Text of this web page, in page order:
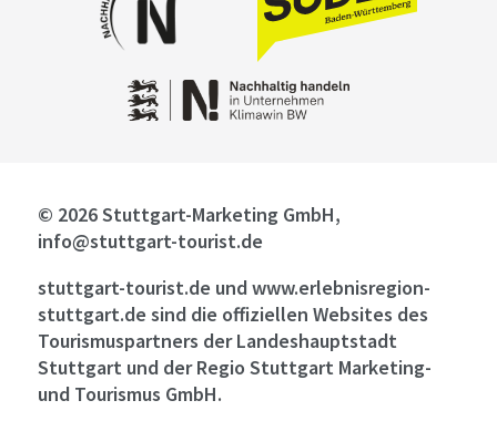
© 2026 Stuttgart-Marketing GmbH,
info@stuttgart-tourist.de
stuttgart-tourist.de und www.erlebnisregion-
stuttgart.de sind die offiziellen Websites des
Tourismuspartners der Landeshauptstadt
Stuttgart und der Regio Stuttgart Marketing-
und Tourismus GmbH.